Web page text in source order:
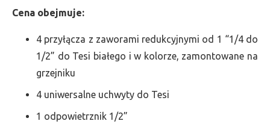
Cena obejmuje:
4 przyłącza z zaworami redukcyjnymi od 1 “1/4 do
1/2” do Tesi białego i w kolorze, zamontowane na
grzejniku
4 uniwersalne uchwyty do Tesi
1 odpowietrznik 1/2”